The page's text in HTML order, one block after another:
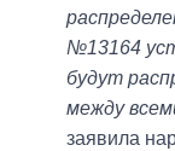
№13164
будут
между
заявила